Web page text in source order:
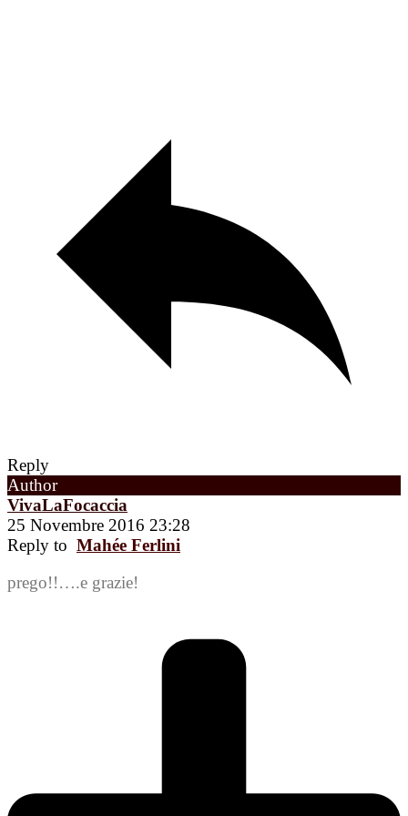
Reply
Author
VivaLaFocaccia
25 Novembre 2016 23:28
Reply to Mahée Ferlini
prego!!….e grazie!